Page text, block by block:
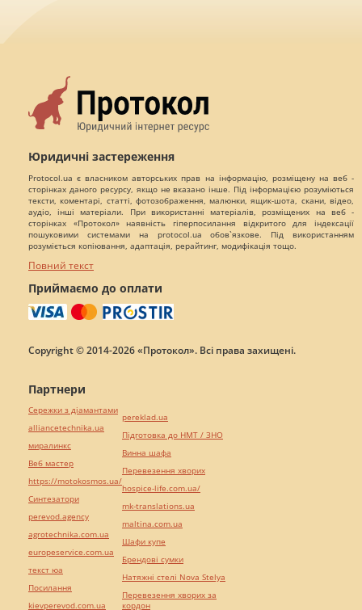
Юридичні застереження
Protocol.ua є власником авторських прав на інформацію, розміщену на веб -
сторінках даного ресурсу, якщо не вказано інше. Під інформацією розуміються
тексти, коментарі, статті, фотозображення, малюнки, ящик-шота, скани, відео,
аудіо, інші матеріали. При використанні матеріалів, розміщених на веб -
сторінках «Протокол» наявність гіперпосилання відкритого для індексації
пошуковими системами на protocol.ua обов`язкове. Під використанням
розуміється копіювання, адаптація, рерайтинг, модифікація тощо.
Повний текст
Приймаємо до оплати
Copyright © 2014-2026 «Протокол». Всі права захищені.
Партнери
Сережки з діамантами
alliancetechnika.ua
миралинкс
Веб мастер
https://motokosmos.ua/
Синтезатори
perevod.agency
agrotechnika.com.ua
europeservice.com.ua
текст юа
Посилання
kievperevod.com.ua
pereklad.ua
Підготовка до НМТ / ЗНО
Винна шафа
Перевезення хворих
hospice-life.com.ua/
mk-translations.ua
maltina.com.ua
Шафи купе
Брендові сумки
Натяжні стелі Nova Stelya
Перевезення хворих за
кордон